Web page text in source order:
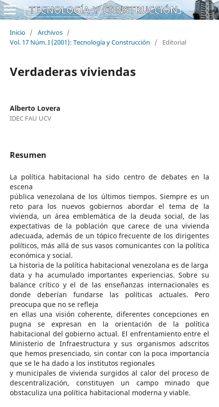
Inicio / Archivos /
Vol. 17 Núm. I (2001): Tecnología y Construcción
/ Editorial
Verdaderas viviendas
Alberto Lovera
IDEC FAU UCV
Resumen
La política habitacional ha sido centro de debates en la
escena
pública venezolana de los últimos tiempos. Siempre es un
reto para los nuevos gobiernos abordar el tema de la
vivienda, un área emblemática de la deuda social, de las
expectativas de la población que carece de una vivienda
adecuada, además de un tópico frecuente de los dirigentes
políticos, más allá de sus vasos comunicantes con la política
económica y social.
La historia de la política habitacional venezolana es de larga
data y ha acumulado importantes experiencias. Sobre su
balance crítico y el de las enseñanzas internacionales es
donde deberían fundarse las políticas actuales. Pero
preocupa que no se refleja
en ellas una visión coherente, diferentes concepciones en
pugna se expresan en la orientación de la política
habitacional del gobierno actual. El enfrentamiento entre el
Ministerio de Infraestructura y sus organismos adscritos
que hemos presenciado, sin contar con la poca importancia
que se le ha dado a los institutos regionales
y municipales de vivienda surgidos al calor del proceso de
descentralización, constituyen un campo minado que
obstaculiza una política habitacional moderna y viable.